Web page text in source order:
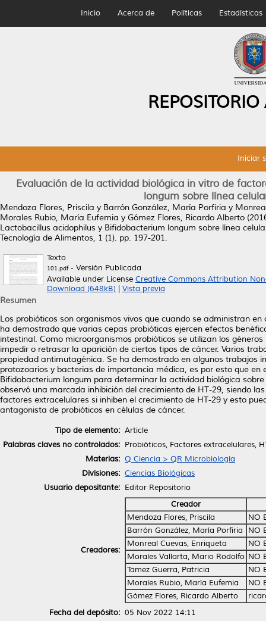
Inicio Acerca de Políticas Estadísticas
Iniciar
Evaluación de la actividad biológica in vitro de
longum sobre línea
Mendoza Flores, Priscila y Barrón González, María Porfiria y
Morales Rubio, María Eufemia y Gómez Flores, Ricardo Alberto
Lactobacillus acidophilus y Bifidobacterium longum sobre línea
Tecnología de Alimentos, 1 (1). pp. 197-201.
Texto
101.pdf- Versión Publicada
Available under License Creative Commons Attribution
Download (648kB)
Vista previa
Resumen
Los probióticos son organismos vivos que cuando se administran
ha demostrado que varias cepas probióticas ejercen efectos
intestinal. Como microorganismos probióticos se utilizan los
impedir o retrasar la aparición de ciertos tipos de cáncer. Varios
propiedad antimutagénica. Se ha demostrado en algunos trabajos
protozoarios y bacterias de importancia médica, es por esto que
Bifidobacterium longum para determinar la actividad biológica
observó una marcada inhibición del crecimiento de HT-29, siendo
factores extracelulares si inhiben el crecimiento de HT-29 y esto
antagonista de probióticos en células de cáncer.
Tipo de elemento: Article
Palabras claves no controlados: Probióticos, Factores extracelulares,
Materias: Q Ciencia > QR Microbiología
Divisiones: Ciencias Biológicas
Usuario depositante: Editor Repositorio
Creadores:
Creador
Mendoza Flores, Priscila
NO
Barrón González, María Porfiria
NO
Monreal Cuevas, Enriqueta
NO
Morales Vallarta, Mario Rodolfo NO
Tamez Guerra, Patricia
NO
Morales Rubio, María Eufemia
NO
Gómez Flores, Ricardo Alberto
Fecha del depósito: 05 Nov 2022 14:11